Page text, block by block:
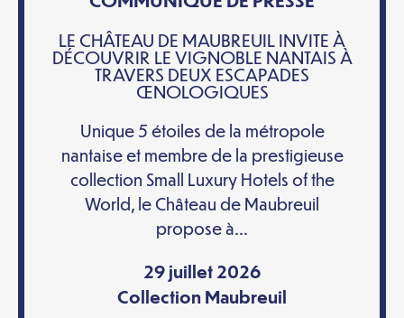
LE CHÂTEAU DE MAUBREUIL INVITE À
DÉCOUVRIR LE VIGNOBLE NANTAIS À
TRAVERS DEUX ESCAPADES
ŒNOLOGIQUES
Unique 5 étoiles de la métropole
nantaise et membre de la prestigieuse
collection Small Luxury Hotels of the
World, le Château de Maubreuil
propose à...
29 juillet 2026
Collection Maubreuil